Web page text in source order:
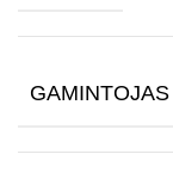
GAMINTOJAS